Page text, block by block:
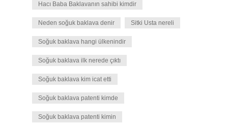
Hacı Baba Baklavanın sahibi kimdir
Neden soğuk baklava denir Sitki Usta nereli
Soğuk baklava hangi ülkenindir
Soğuk baklava ilk nerede çıktı
Soğuk baklava kim icat etti
Soğuk baklava patenti kimde
Soğuk baklava patenti kimin